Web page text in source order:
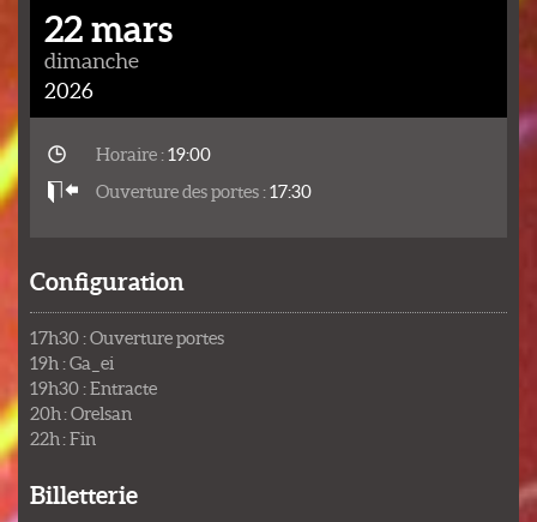
22 mars
dimanche
2026
Horaire :19:00
Ouverture des portes :17:30
Configuration
17h30 : Ouverture portes
19h : Ga_ei
19h30 : Entracte
20h : Orelsan
22h : Fin
Billetterie